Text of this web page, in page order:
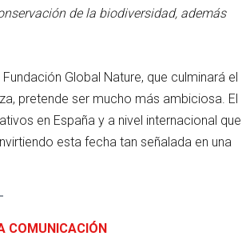
de la biodiversidad, además
Global Nature, que culminará el
pretende ser mucho más ambiciosa. El
en España y a nivel internacional que
esta fecha tan señalada en una
COMUNICACIÓN